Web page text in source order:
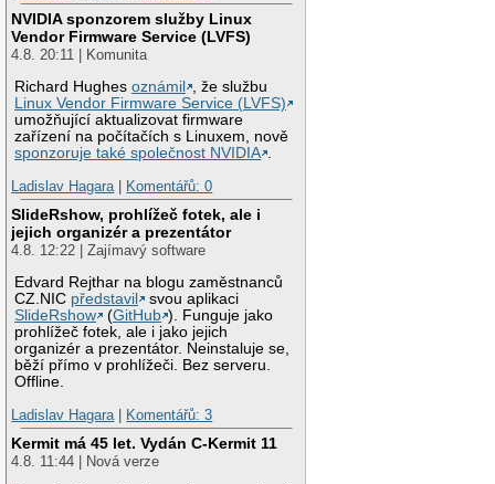
NVIDIA sponzorem služby Linux
Vendor Firmware Service (LVFS)
4.8. 20:11 | Komunita
Richard Hughesoznámil
, že službu
Linux Vendor Firmware Service (LVFS)
umožňující aktualizovat firmware
zařízení na počítačích s Linuxem, nově
sponzoruje také společnost NVIDIA .
Ladislav Hagara | Komentářů: 0
SlideRshow, prohlížeč fotek, ale i
jejich organizér a prezentátor
4.8. 12:22 | Zajímavý software
Edvard Rejthar na blogu zaměstnanců
CZ.NIC představil
svou aplikaci
SlideRshow
(GitHub ). Funguje jako
prohlížeč fotek, ale i jako jejich
organizér a prezentátor. Neinstaluje se,
běží přímo v prohlížeči. Bez serveru.
Offline.
Ladislav Hagara | Komentářů: 3
Kermit má 45 let. Vydán C-Kermit 11
4.8. 11:44 | Nová verze